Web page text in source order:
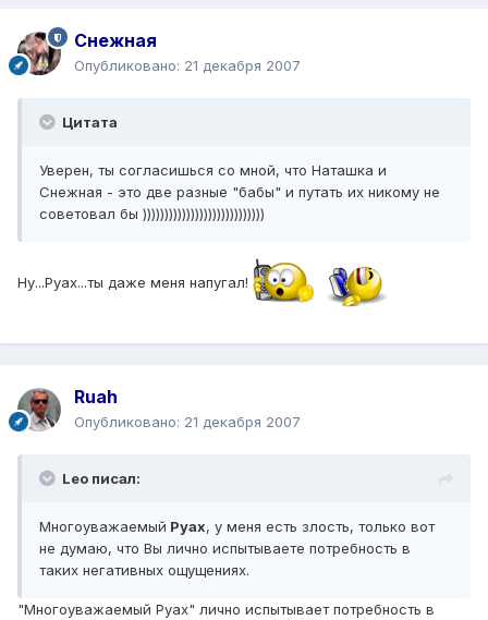
Снежная
Опубликовано: 21 декабря 2007
Цитата
Уверен, ты согласишься со мной, что Наташка и
Снежная - это две разные "бабы" и путать их никому не
советовал бы ))))))))))))))))))))))))))))
Ну...Руах...ты даже меня напугал!
Ruah
Опубликовано: 21 декабря 2007
Leo писал:
Многоуважаемый Руах, у меня есть злость, только вот
не думаю, что Вы лично испытываете потребность в
таких негативных ощущениях.
"Многоуважаемый Руах" лично испытывает потребность в